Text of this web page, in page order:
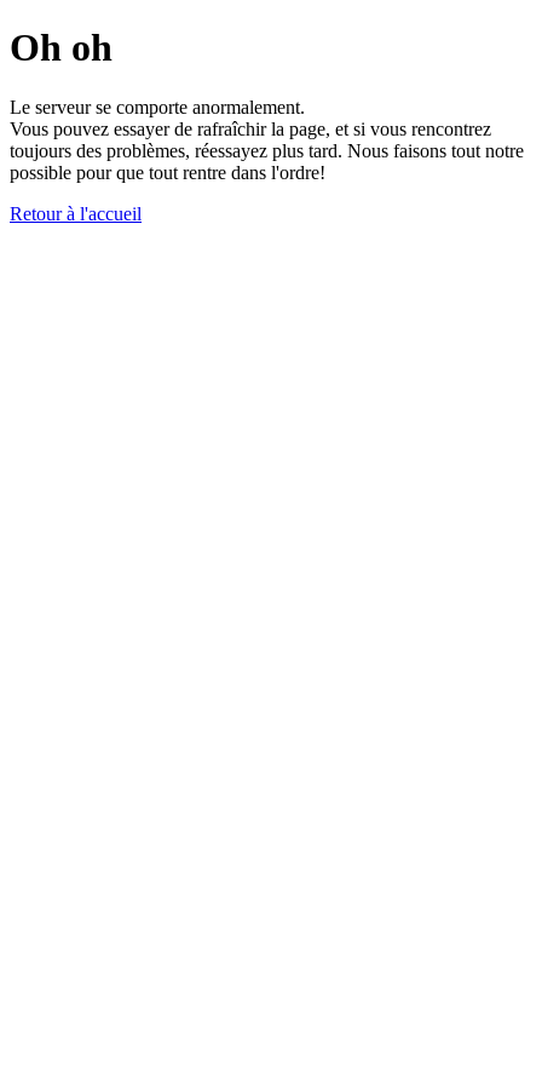
Oh oh
Le serveur se comporte anormalement.
Vous pouvez essayer de rafraîchir la page, et si vous rencontrez
toujours des problèmes, réessayez plus tard. Nous faisons tout notre
possible pour que tout rentre dans l'ordre!
Retour à l'accueil